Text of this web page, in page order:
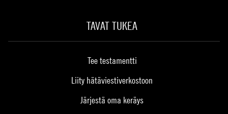
TAVAT TUKEA
Tee testamentti
Liity hätäviestiverkostoon
Järjestä oma keräys